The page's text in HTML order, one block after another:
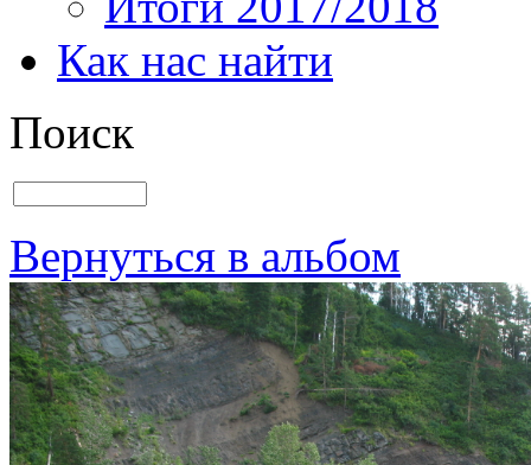
Как нас найти
Поиск
Вернуться в альбом